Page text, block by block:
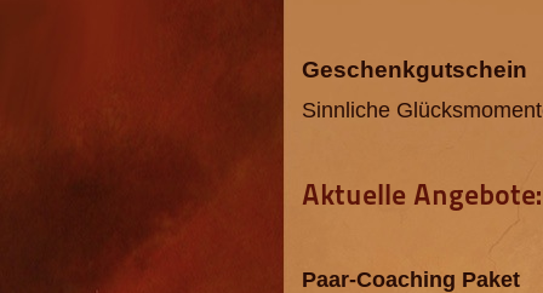
Geschenkgutschein
Sinnliche
Aktuelle
Paar-Coaching Paket